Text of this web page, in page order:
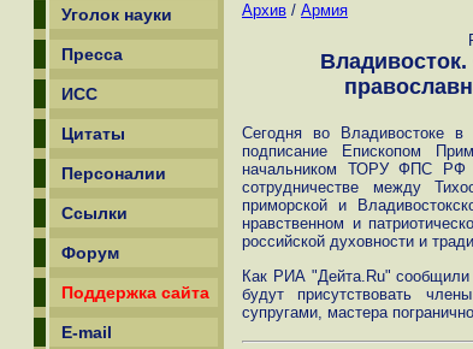
Уголок науки
Пресса
ИСС
Цитаты
Персоналии
Ссылки
Форум
Поддержка сайта
E-mail
Архив / Армия
Сегодня во Владивостоке
подписание Епископом
начальником ТОРУ ФПС РФ
сотрудничестве между
приморской и
нравственном и
российской духовности и
Как РИА "Дейта.Ru"
будут присутствовать
супругами, мастера